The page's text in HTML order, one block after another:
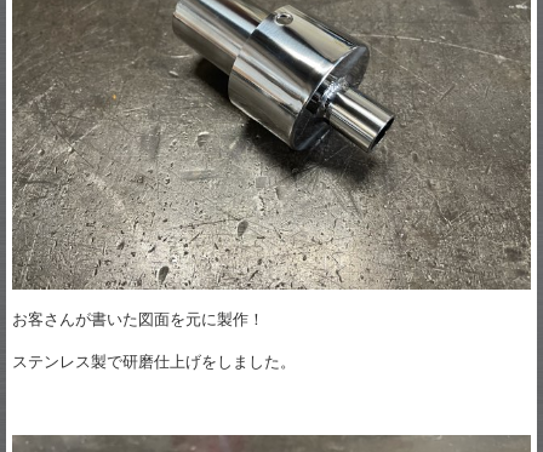
お客さんが書いた図面を元に製作！
ステンレス製で研磨仕上げをしました。